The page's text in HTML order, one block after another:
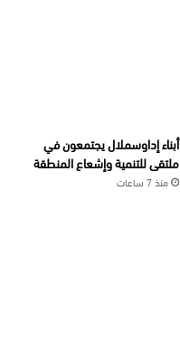
أبناء إداوسملال يجتمعون في
ملتقى للتنمية وإشعاع المنطقة
منذ 7 ساعات